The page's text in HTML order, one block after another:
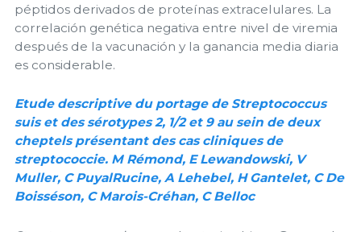
péptidos derivados de proteínas extracelulares. La
correlación genética negativa entre nivel de viremia
después de la vacunación y la ganancia media diaria
es considerable.
Etude descriptive du portage de Streptococcus
suis et des sérotypes 2, 1/2 et 9 au sein de deux
cheptels présentant des cas cliniques de
streptococcie. M Rémond, E Lewandowski, V
Muller, C PuyalRucine, A Lehebel, H Gantelet, C De
Boisséson, C Marois-Créhan, C Belloc